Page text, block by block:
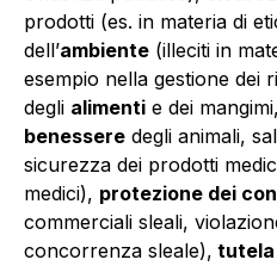
prodotti (es. in materia di
dell’ambiente (illeciti in
esempio nella gestione dei
degli alimenti e dei mangimi,
benessere degli animali,
sicurezza dei prodotti
medici), protezione dei
commerciali sleali,
concorrenza sleale), tutela